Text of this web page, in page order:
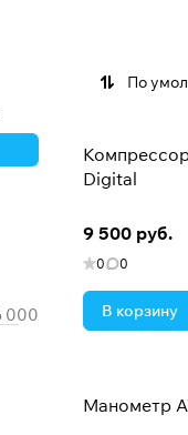
По
Digital
9 500 руб.
0 0
В корзину
Манометр